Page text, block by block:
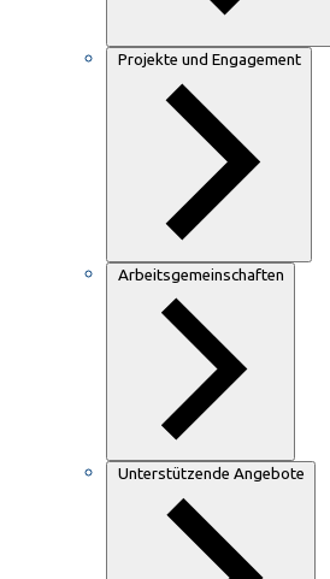
Projekte und Engagement
Arbeitsgemeinschaften
Unterstützende Angebote